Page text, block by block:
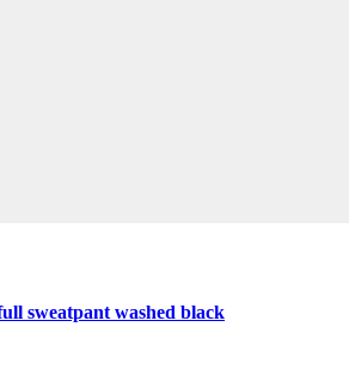
sweatpant washed black